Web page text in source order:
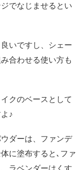
でなじませるとい
いですし、シェー
合わせる使い方も
クのベースとして
♪
ダーは、ファンデ
に塗布すると､ファ
ラベンダーはくす